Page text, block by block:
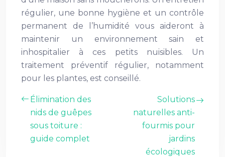
régulier, une bonne hygiène et un contrôle
permanent de l’humidité vous aideront à
maintenir un environnement sain et
inhospitalier à ces petits nuisibles. Un
traitement préventif régulier, notamment
pour les plantes, est conseillé.
Élimination des
nids de guêpes
sous toiture :
guide complet
Solutions
naturelles anti-
fourmis pour
jardins
écologiques